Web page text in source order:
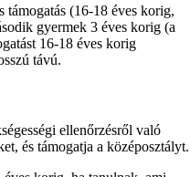
támogatás (16-18 éves korig,
gyermek 3 éves korig (a
16-18 éves korig
távú.
ellenőrzésről való
és támogatja a középosztályt.